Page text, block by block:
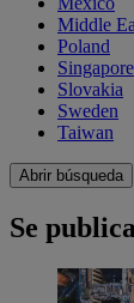
Middle
Poland
Singapore
Slovakia
Sweden
Taiwan
Abrir búsqueda
Se